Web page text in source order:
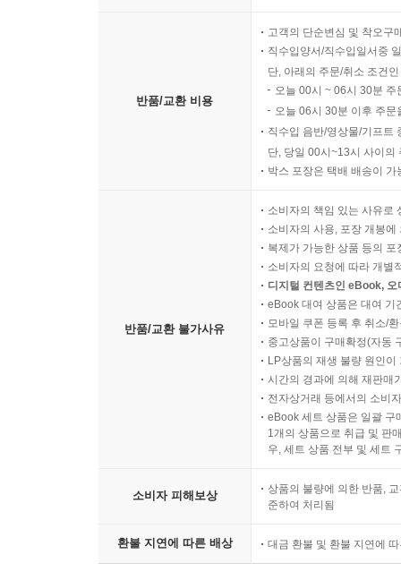
반품/교환 비용
고객의 단순변심 및 착오구
직수입양서/직수입일서중
단, 아래의 주문/취소 조건
오늘 00시 ~ 06시 30분
오늘 06시 30분 이후 주
직수입 음반/영상물/기프트
단, 당일 00시~13시 사이의
박스 포장은 택배 배송이
반품/교환 불가사유
소비자의 책임 있는 사유로
소비자의 사용, 포장 개봉
복제가 가능한 상품 등의
소비자의 요청에 따라 개별
디지털 컨텐츠인 eBook,
eBook 대여 상품은 대여 기
모바일 쿠폰 등록 후 취소/
중고상품이 구매확정(자동
LP상품의 재생 불량 원인
시간의 경과에 의해 재판매
전자상거래 등에서의 소비
eBook 세트 상품은 일괄 구
1개의 상품으로 취급 및 판
우, 세트 상품 전부 및 세트
소비자 피해보상
상품의 불량에 의한 반품,
준하여 처리됨
환불 지연에 따른 배상 대금 환불 및 환불 지연에